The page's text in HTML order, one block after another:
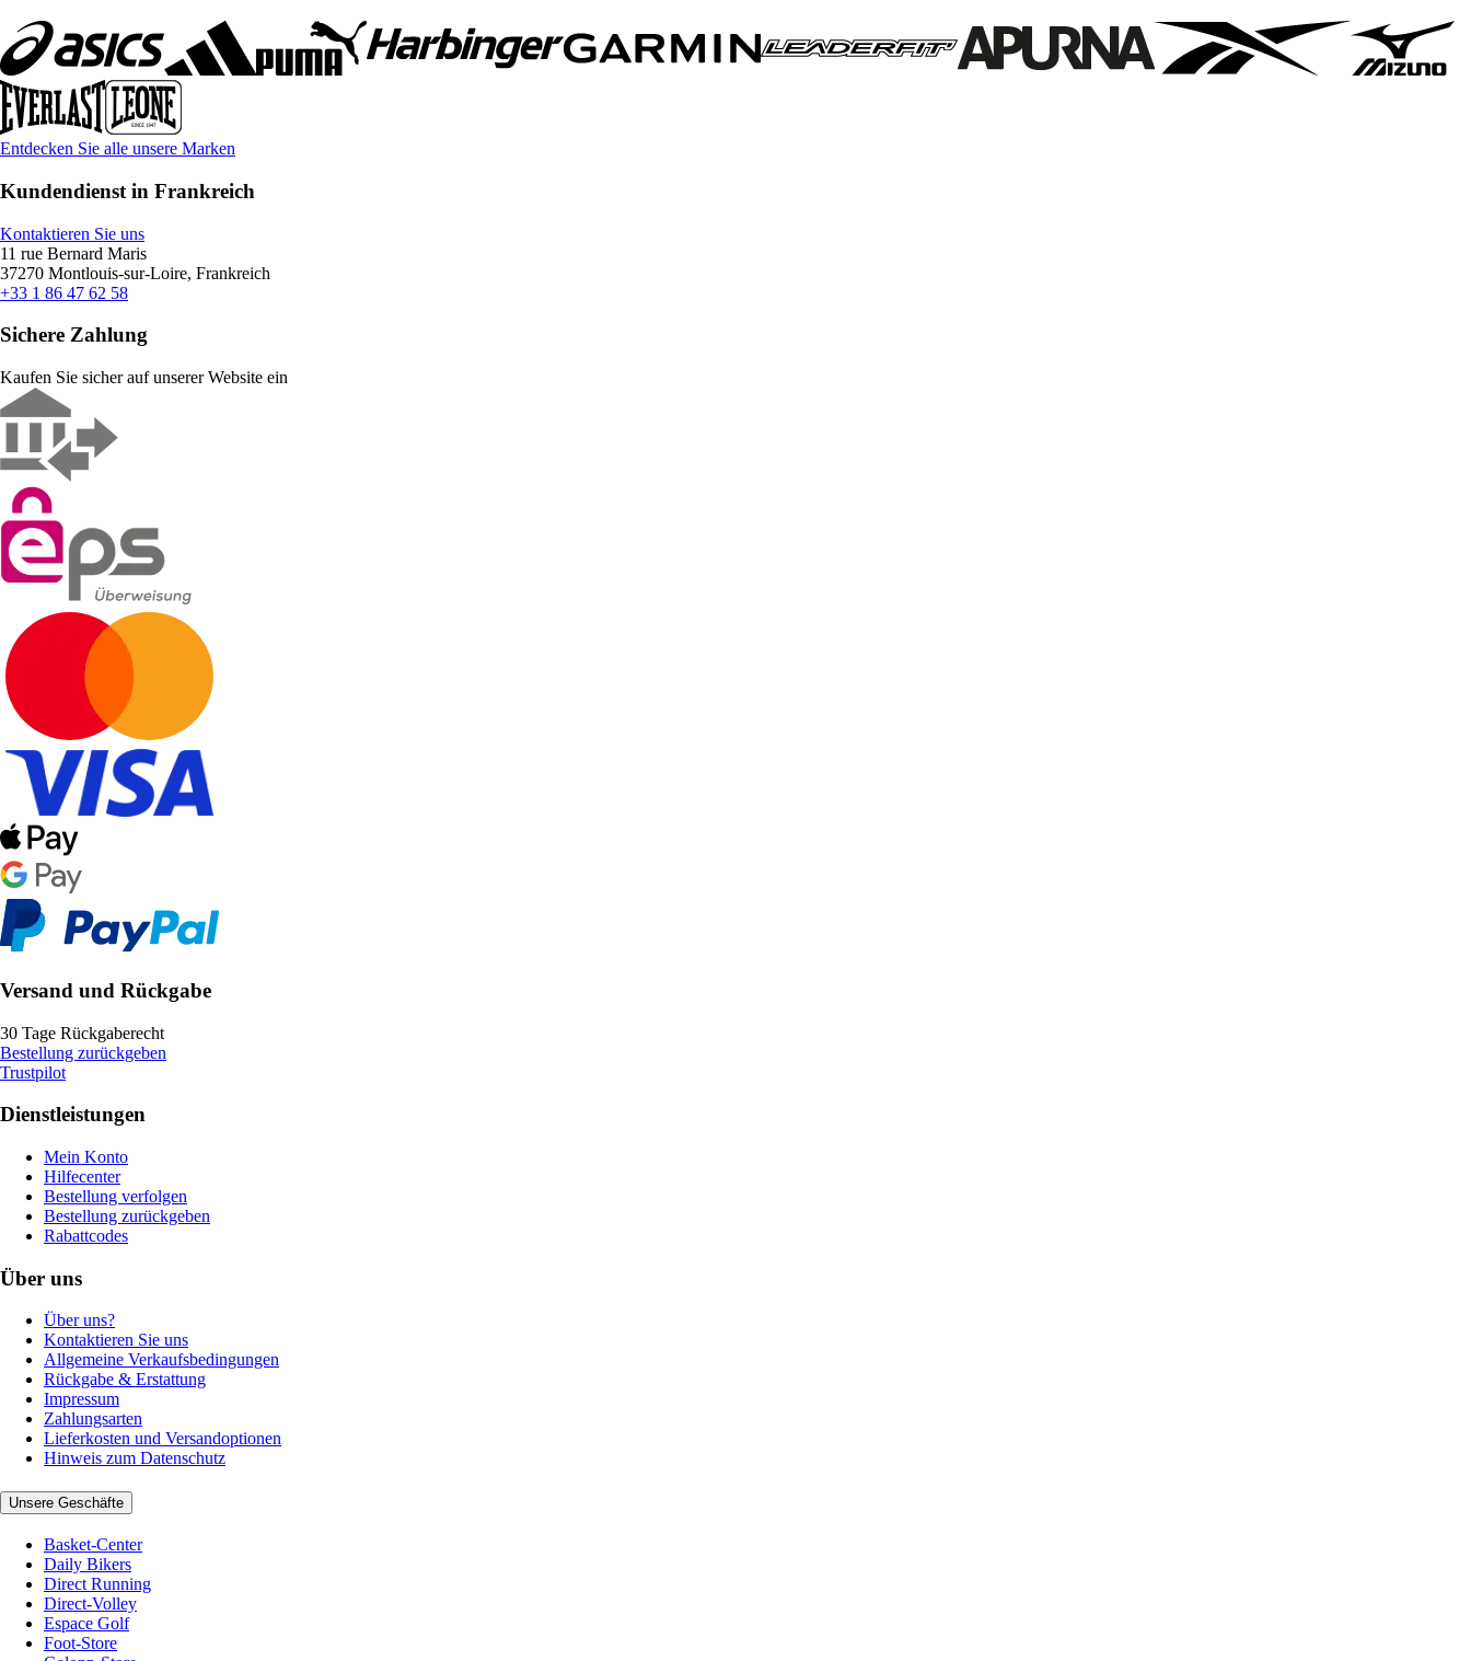
Entdecken Sie alle unsere Marken
Kundendienst in Frankreich
Kontaktieren Sie uns
11 rue Bernard Maris
37270 Montlouis-sur-Loire, Frankreich
+33 1 86 47 62 58
Sichere Zahlung
Kaufen Sie sicher auf unserer Website ein
Versand und Rückgabe
30 Tage Rückgaberecht
Bestellung zurückgeben
Trustpilot
Dienstleistungen
Mein Konto
Hilfecenter
Bestellung verfolgen
Bestellung zurückgeben
Rabattcodes
Über uns
Über uns?
Kontaktieren Sie uns
Allgemeine Verkaufsbedingungen
Rückgabe & Erstattung
Impressum
Zahlungsarten
Lieferkosten und Versandoptionen
Hinweis zum Datenschutz
Unsere Geschäfte
Basket-Center
Daily Bikers
Direct Running
Direct-Volley
Espace Golf
Foot-Store